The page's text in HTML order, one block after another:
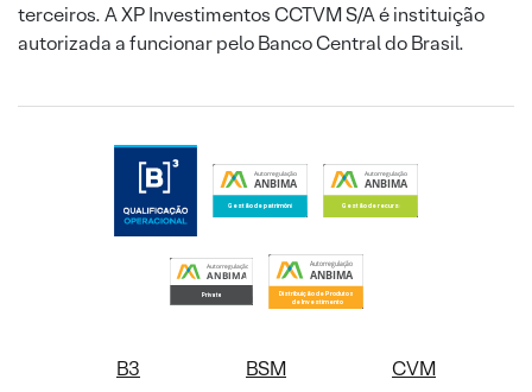
terceiros. A XP Investimentos CCTVM S/A é instituição
autorizada a funcionar pelo Banco Central do Brasil.
B3 BSM CVM